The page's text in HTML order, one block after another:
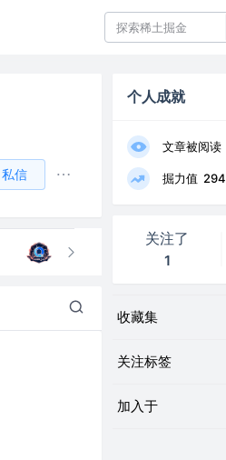
私信
个人成就
文章被阅读
掘力值 294
关注了
1
收藏集
关注标签
加入于